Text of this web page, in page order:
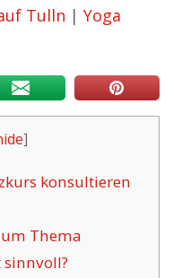
Tulln | Yoga
]
konsultieren
Thema